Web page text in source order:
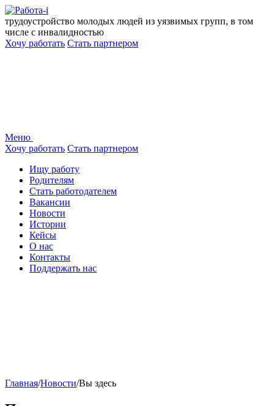
Перейти
к
содержанию
трудоустройство молодых людей из уязвимых групп, в том
числе с инвалидностью
Хочу работать Стать партнером
Меню
Хочу работать Стать партнером
Ищу работу
Родителям
Стать работодателем
Вакансии
Новости
Истории
Кейсы
О нас
Контакты
Поддержать нас
Главная/Новости/Вы здесь